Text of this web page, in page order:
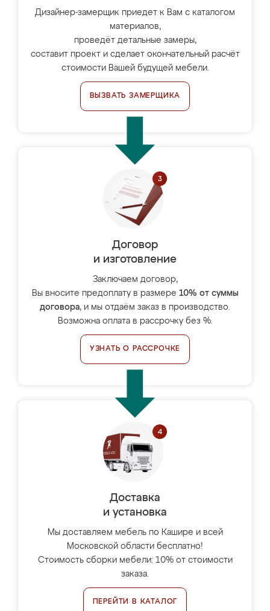
Дизайнер-замерщик приедет к Вам с каталогом
материалов,
проведёт детальные замеры,
составит проект и сделает окончательный расчёт
стоимости Вашей будущей мебели.
ВЫЗВАТЬ ЗАМЕРЩИКА
Договор
и изготовление
Заключаем договор,
Вы вносите предоплату в размере 10% от суммы
договора, и мы отдаём заказ в производство.
Возможна оплата в рассрочку без %.
УЗНАТЬ О РАССРОЧКЕ
Доставка
и установка
Мы доставляем мебель по Кашире и всей
Московской области бесплатно!
Стоимость сборки мебели: 10% от стоимости
заказа.
ПЕРЕЙТИ В КАТАЛОГ